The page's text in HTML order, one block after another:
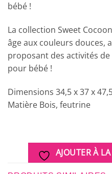
bébé !
La collection Sweet
âge aux couleurs douces,
proposant des activités
pour bébé !
Dimensions 34,5 x 37 x
Matière Bois, feutrine
AJOUTER À